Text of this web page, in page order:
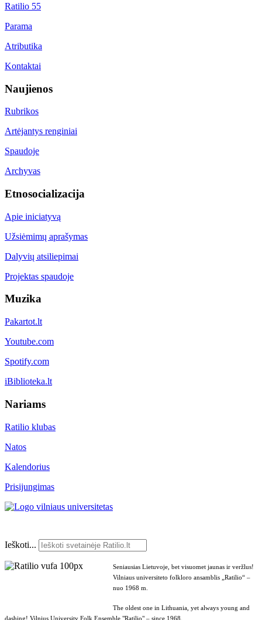
Ratilio 55
Parama
Atributika
Kontaktai
Naujienos
Rubrikos
Artėjantys renginiai
Spaudoje
Archyvas
Etnosocializacija
Apie iniciatyvą
Užsiėmimų aprašymas
Dalyvių atsiliepimai
Projektas spaudoje
Muzika
Pakartot.lt
Youtube.com
Spotify.com
iBiblioteka.lt
Nariams
Ratilio klubas
Natos
Kalendorius
Prisijungimas
Ieškoti...
Seniausias Lietuvoje, bet visuomet jaunas ir veržlus!
Vilniaus universiteto folkloro ansamblis „Ratilio“ –
nuo 1968 m.
The oldest one in Lithuania, yet always young and
dashing! Vilnius University Folk Ensemble "Ratilio" – since 1968.